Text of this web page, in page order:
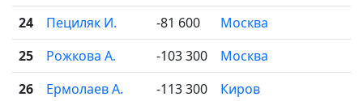
24
Пециляк И. -81 600 Москва
25
Рожкова А. -103 300 Москва
26
Ермолаев А. -113 300 Киров